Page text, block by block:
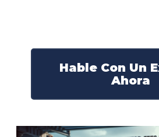
Hable Con Un
Ahora